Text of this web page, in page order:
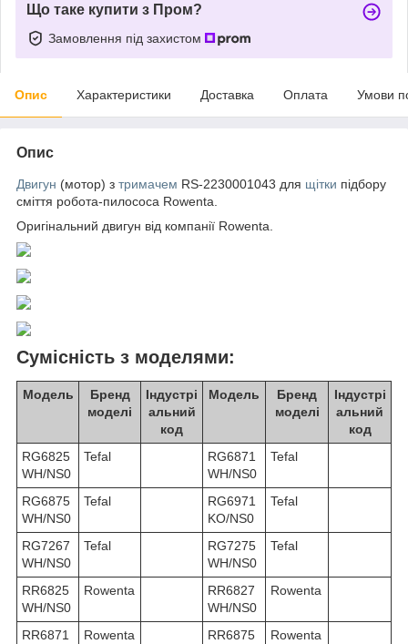
Що таке купити з Пром?
Замовлення під захистом
Опис Характеристики Доставка Оплата Умови
Опис
Двигун (мотор) з тримачем RS-2230001043 для щітки підбору
сміття робота-пилососа Rowenta.
Оригінальний двигун від компанії Rowenta.
Сумісність з моделями:
Модель
Бренд
моделі
Індустрі
альний
код
Модель
Бренд
моделі
Індустрі
альний
код
RG6825
WH/NS0
Tefal
RG6871
WH/NS0
Tefal
RG6875
WH/NS0
Tefal
RG6971
KO/NS0
Tefal
RG7267
WH/NS0
Tefal
RG7275
WH/NS0
Tefal
RR6825
WH/NS0
Rowenta
RR6827
WH/NS0
Rowenta
RR6871
Rowenta
RR6875
Rowenta